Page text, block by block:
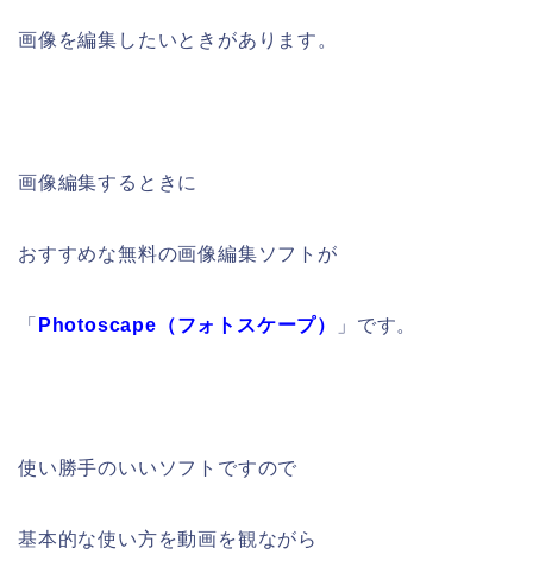
画像を編集したいときがあります。
画像編集するときに
おすすめな無料の画像編集ソフトが
「 Photoscape（フォトスケープ） 」です。
使い勝手のいいソフトですので
基本的な使い方を動画を観ながら